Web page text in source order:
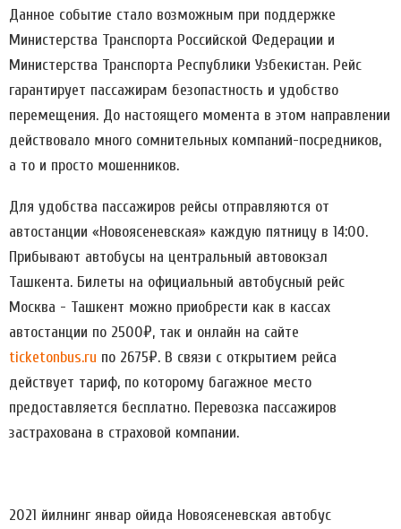
Данное событие стало возможным при поддержке
Министерства Транспорта Российской Федерации и
Министерства Транспорта Республики Узбекистан. Рейс
гарантирует пассажирам безопастность и удобство
перемещения. До настоящего момента в этом направлении
действовало много сомнительных компаний-посредников,
а то и просто мошенников.
Для удобства пассажиров рейсы отправляются от
автостанции «Новоясеневская» каждую пятницу в 14:00.
Прибывают автобусы на центральный автовокзал
Ташкента. Билеты на официальный автобусный рейс
Москва - Ташкент можно приобрести как в кассах
автостанции по 2500₽, так и онлайн на сайте
ticketonbus.ru по 2675₽. В связи с открытием рейса
действует тариф, по которому багажное место
предоставляется бесплатно. Перевозка пассажиров
застрахована в страховой компании.
2021 йилнинг январ ойида Новоясеневская автобус